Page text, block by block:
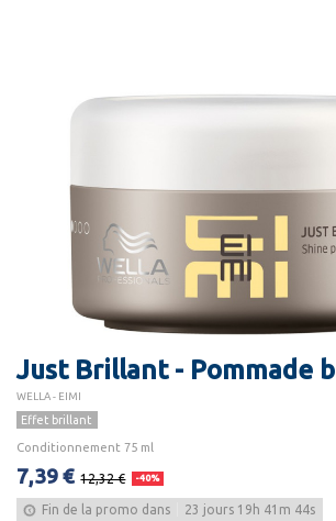
Just Brillant - Pommade
WELLA - EIMI
Effet brillant
Conditionnement 75 ml
7,39 € 12,32 € -40%
Fin de la promo dans 23 jours 19 h 41 m 43s